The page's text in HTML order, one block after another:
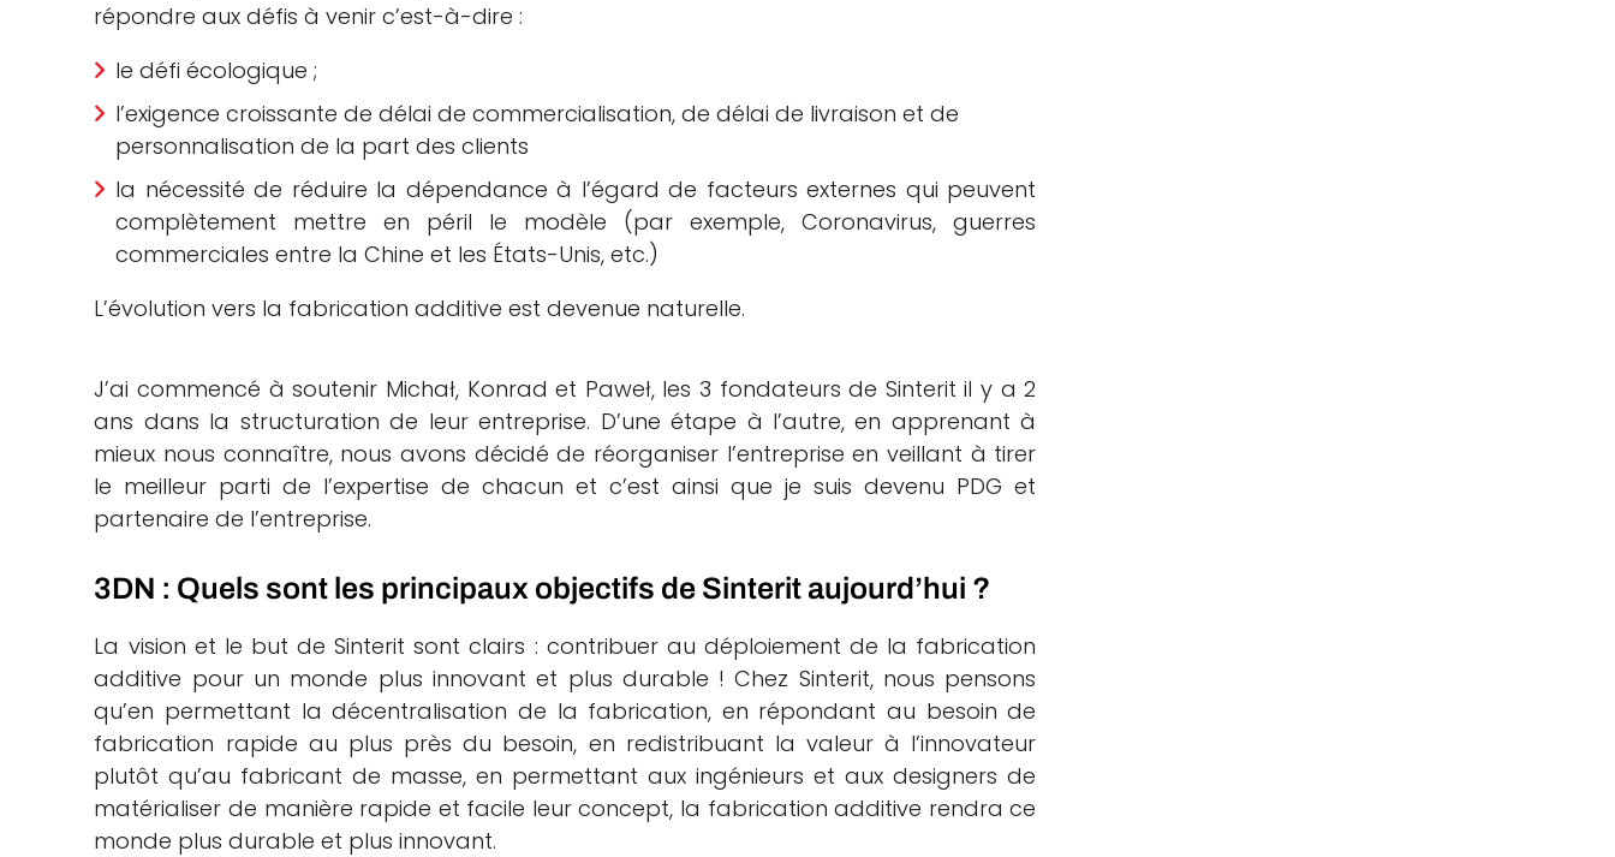
répondre aux défis à venir c’est-à-dire :
le défi écologique ;
l’exigence croissante de délai de commercialisation, de délai de livraison et de
personnalisation de la part des clients
la nécessité de réduire la dépendance à l’égard de facteurs externes qui peuvent
complètement mettre en péril le modèle (par exemple, Coronavirus, guerres
commerciales entre la Chine et les États-Unis, etc.)
L’évolution vers la fabrication additive est devenue naturelle.
J’ai commencé à soutenir Michał, Konrad et Paweł, les 3 fondateurs de Sinterit il y a 2
ans dans la structuration de leur entreprise. D’une étape à l’autre, en apprenant à
mieux nous connaître, nous avons décidé de réorganiser l’entreprise en veillant à tirer
le meilleur parti de l’expertise de chacun et c’est ainsi que je suis devenu PDG et
partenaire de l’entreprise.
3DN : Quels sont les principaux objectifs de Sinterit aujourd’hui ?
La vision et le but de Sinterit sont clairs : contribuer au déploiement de la fabrication
additive pour un monde plus innovant et plus durable ! Chez Sinterit, nous pensons
qu’en permettant la décentralisation de la fabrication, en répondant au besoin de
fabrication rapide au plus près du besoin, en redistribuant la valeur à l’innovateur
plutôt qu’au fabricant de masse, en permettant aux ingénieurs et aux designers de
matérialiser de manière rapide et facile leur concept, la fabrication additive rendra ce
monde plus durable et plus innovant.